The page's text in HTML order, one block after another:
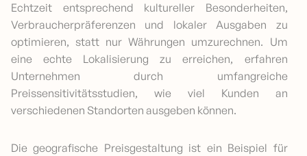
Echtzeit entsprechend kultureller Besonderheiten,
Verbraucherpräferenzen und lokaler Ausgaben zu
optimieren, statt nur Währungen umzurechnen. Um
eine echte Lokalisierung zu erreichen, erfahren
Unternehmen durch umfangreiche
Preissensitivitätsstudien, wie viel Kunden an
verschiedenen Standorten ausgeben können.
Die geografische Preisgestaltung ist ein Beispiel für